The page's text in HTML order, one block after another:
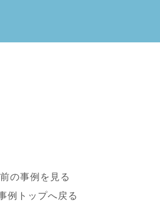
前の事例を見る
例トップへ戻る